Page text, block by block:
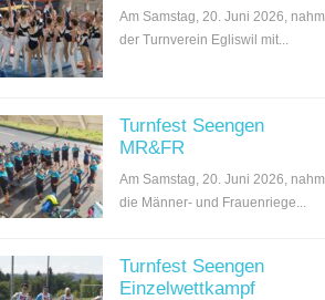
Am Samstag, 20. Juni 2026, nahm
der Turnverein Egliswil mit...
Turnfest Seengen
MR&FR
Am Samstag, 20. Juni 2026, nahm
die Männer- und Frauenriege...
Turnfest Seengen
Einzelwettkampf